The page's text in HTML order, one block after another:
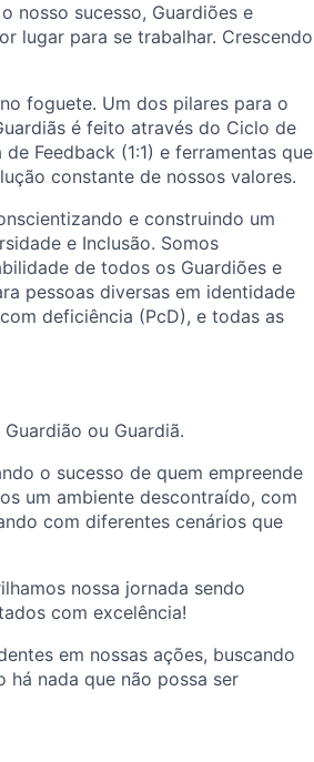
nosso sucesso, Guardiões e
lugar para se trabalhar. Crescendo
foguete. Um dos pilares para o
é feito através do Ciclo de
Feedback (1:1) e ferramentas que
constante de nossos valores.
e construindo um
e Inclusão. Somos
de todos os Guardiões e
pessoas diversas em identidade
deficiência (PcD), e todas as
ou Guardiã.
o sucesso de quem empreende
um ambiente descontraído, com
com diferentes cenários que
nossa jornada sendo
com excelência!
em nossas ações, buscando
há nada que não possa ser